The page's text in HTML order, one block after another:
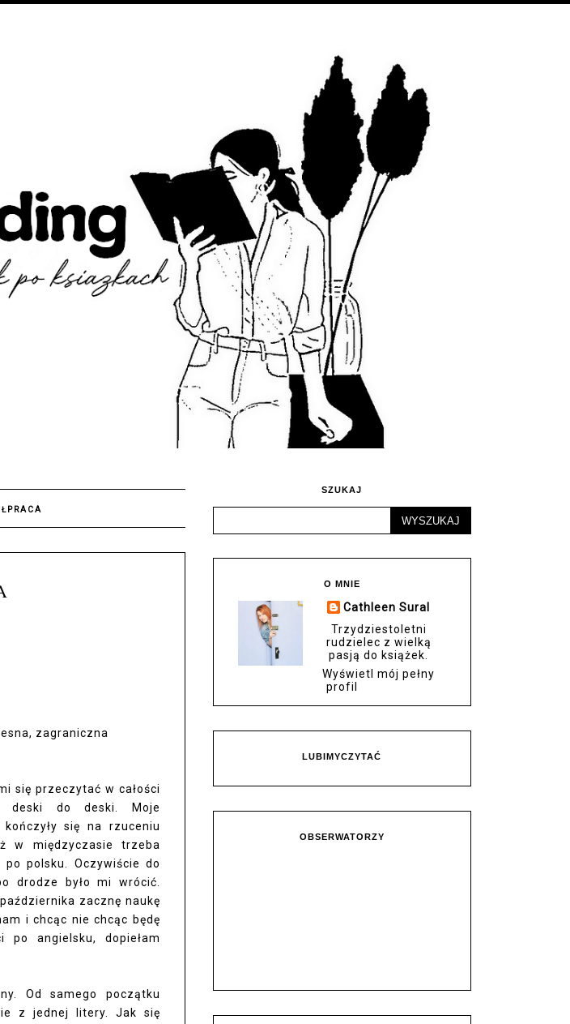
zagraniczna
się przeczytać w całości
deski do deski. Moje
się na rzuceniu
w międzyczasie trzeba
polsku. Oczywiście do
drodze było mi wrócić.
zacznę naukę
i chcąc nie chcąc będę
po angielsku, dopiełam
Od samego początku
z jednej litery. Jak się
SZUKAJ
O MNIE
Cathleen Sural
Trzydziestoletni
rudzielec z wielką
pasją do książek.
Wyświetl mój pełny
profil
LUBIMYCZYTAĆ
OBSERWATORZY